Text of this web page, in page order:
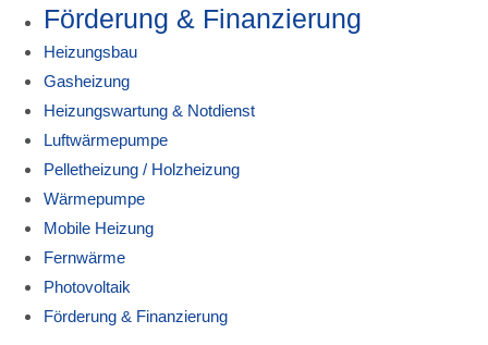
Förderung & Finanzierung
Heizungsbau
Gasheizung
Heizungswartung & Notdienst
Luftwärmepumpe
Pelletheizung / Holzheizung
Wärmepumpe
Mobile Heizung
Fernwärme
Photovoltaik
Förderung & Finanzierung